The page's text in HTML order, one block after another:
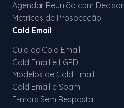
Agendar Reunião com Decisor
Métricas de Prospecção
Cold Email
Guia de Cold Email
Cold Email e LGPD
Modelos de Cold Email
Cold Email e Spam
E-mails Sem Resposta